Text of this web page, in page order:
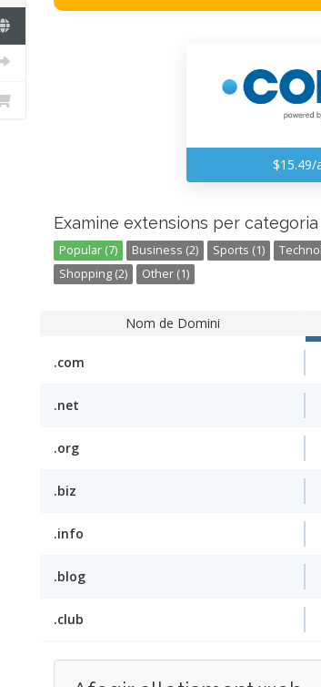
$15.49/
Examine extensions per categoria
Popular (7) Business (2) Sports (1)
Shopping (2)
Other (1)
Nom de Domini
.com
.net
.org
.biz
.info
.blog
.club